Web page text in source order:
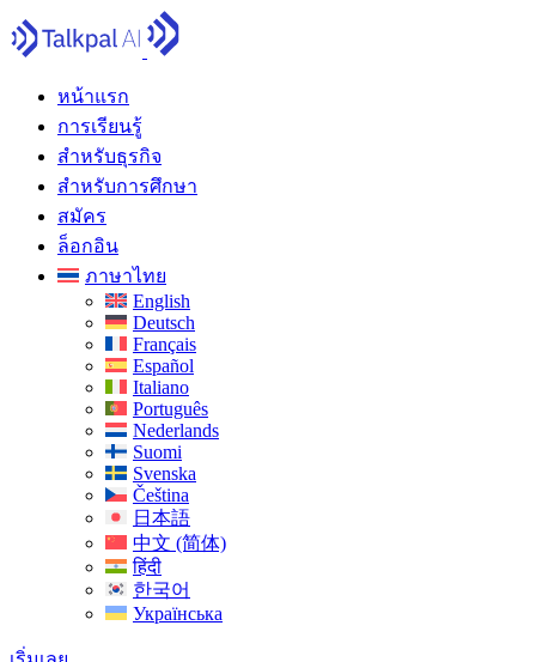
หน้าแรก
การเรียนรู้
สำหรับธุรกิจ
สำหรับการศึกษา
สมัคร
ล็อกอิน
ภาษาไทย
English
Deutsch
Français
Español
Italiano
Português
Nederlands
Suomi
Svenska
Čeština
日本語
中文 (简体)
हिंदी
한국어
Українська